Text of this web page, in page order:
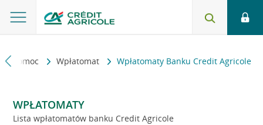
i pomoc Wpłatomat Wpłatomaty Banku Credit Agricole
WPŁATOMATY
Lista wpłatomatów banku Credit Agricole